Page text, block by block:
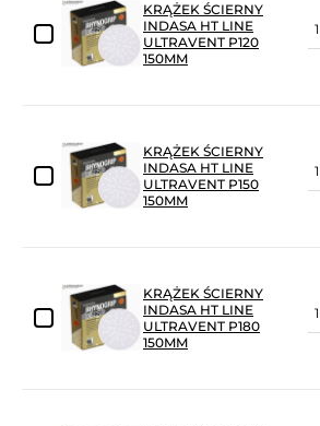
KRĄŻEK ŚCIERNY
INDASA HT LINE
ULTRAVENT P120
150MM
KRĄŻEK ŚCIERNY
INDASA HT LINE
ULTRAVENT P150
150MM
KRĄŻEK ŚCIERNY
INDASA HT LINE
ULTRAVENT P180
150MM